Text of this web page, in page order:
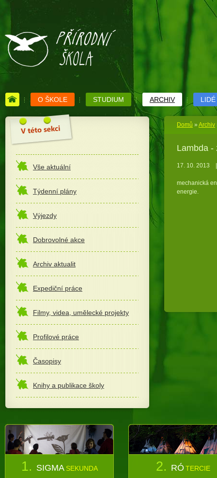
O ŠKOLE STUDIUM ARCHIV LIDÉ
Vše aktuální
Týdenní plány
Výjezdy
Dobrovolné akce
Archiv aktualit
Expediční práce
Filmy, videa, umělecké projekty
Profilové práce
Časopisy
Knihy a publikace školy
Domů » Archiv
Lambda -
17. 10. 2013
mechanická
energie.
1. SIGMA SEKUNDA
2. RÓ TERCIE